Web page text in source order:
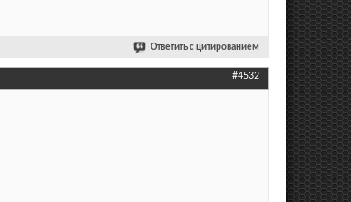
Ответить с цитированием
#4532